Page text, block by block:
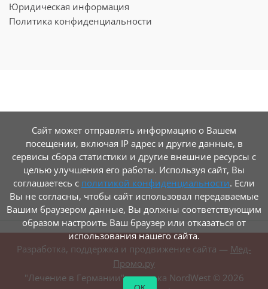
Юридическая информация
Политика конфиденциальности
Разработка, поддержка и продвижение сайта — Мед-
Промо.ру
"Лечение в Германии", клиника NordWest © 2026
Сайт может отправлять информацию о Вашем
посещении, включая IP адрес и другие данные, в
сервисы сбора статистики и другие внешние ресурсы с
целью улучшения его работы. Используя сайт, Вы
соглашаетесь с политикой конфиденциальности. Если
Вы не согласны, чтобы сайт использовал передаваемые
Вашим браузером данные, Вы должны соответствующим
образом настроить Ваш браузер или отказаться от
использования нашего сайта.